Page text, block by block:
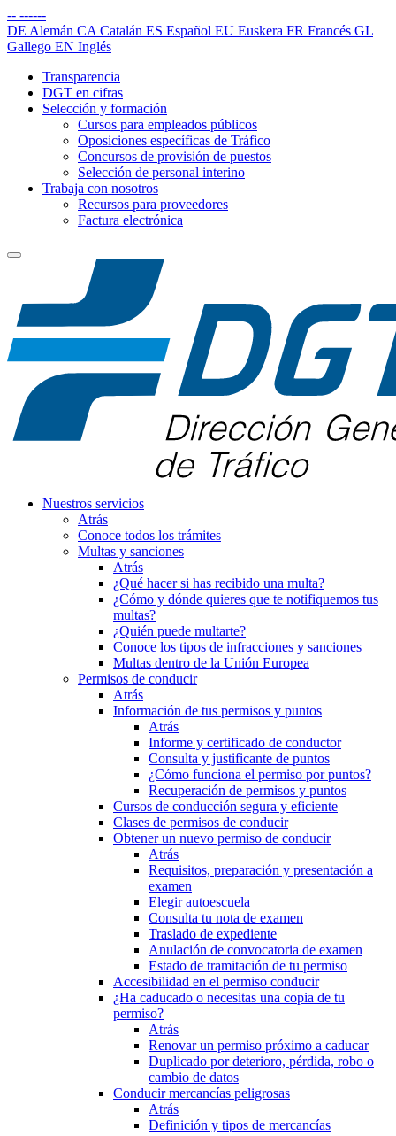
-- ------
DE Alemán CA Catalán ES Español EU Euskera FR Francés GL
Gallego EN Inglés
Transparencia
DGT en cifras
Selección y formación
Cursos para empleados públicos
Oposiciones específicas de Tráfico
Concursos de provisión de puestos
Selección de personal interino
Trabaja con nosotros
Recursos para proveedores
Factura electrónica
Nuestros servicios
Atrás
Conoce todos los trámites
Multas y sanciones
Atrás
¿Qué hacer si has recibido una multa?
¿Cómo y dónde quieres que te notifiquemos tus
multas?
¿Quién puede multarte?
Conoce los tipos de infracciones y sanciones
Multas dentro de la Unión Europea
Permisos de conducir
Atrás
Información de tus permisos y puntos
Atrás
Informe y certificado de conductor
Consulta y justificante de puntos
¿Cómo funciona el permiso por puntos?
Recuperación de permisos y puntos
Cursos de conducción segura y eficiente
Clases de permisos de conducir
Obtener un nuevo permiso de conducir
Atrás
Requisitos, preparación y presentación a
examen
Elegir autoescuela
Consulta tu nota de examen
Traslado de expediente
Anulación de convocatoria de examen
Estado de tramitación de tu permiso
Accesibilidad en el permiso conducir
¿Ha caducado o necesitas una copia de tu
permiso?
Atrás
Renovar un permiso próximo a caducar
Duplicado por deterioro, pérdida, robo o
cambio de datos
Conducir mercancías peligrosas
Atrás
Definición y tipos de mercancías